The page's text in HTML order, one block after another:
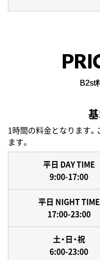
B2st
1時間の料金となります
ます。
平日 DAY TIME
9:00-17:00
平日 NIGHT TIME
17:00-23:00
土・日・祝
6:00-23:00